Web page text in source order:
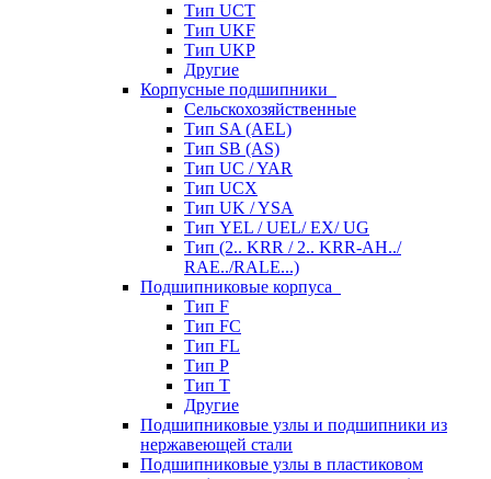
Тип UCT
Тип UKF
Тип UKP
Другие
Корпусные подшипники
Сельскохозяйственные
Тип SA (AEL)
Тип SB (AS)
Тип UC / YAR
Тип UCX
Тип UK / YSA
Тип YEL / UEL/ EX/ UG
Тип (2.. KRR / 2.. KRR-AH../
RAE../RALE...)
Подшипниковые корпуса
Тип F
Тип FC
Тип FL
Тип P
Тип T
Другие
Подшипниковые узлы и подшипники из
нержавеющей стали
Подшипниковые узлы в пластиковом